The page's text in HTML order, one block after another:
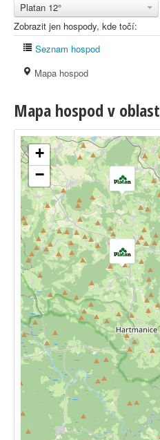
Platan 12°
Zobrazit jen hospody, kde točí:
Seznam hospod
Mapa hospod
Mapa hospod v
+
−